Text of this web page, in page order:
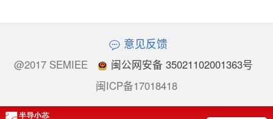
意见反馈
@2017 SEMIEE
闽公网安备 35021102001363号
闽ICP备17018418